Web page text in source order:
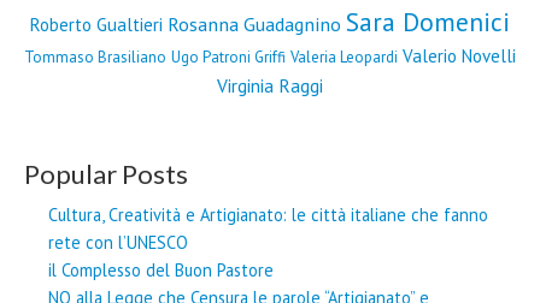
Roberto Gualtieri Rosanna Guadagnino Sara Domenici
Tommaso Brasiliano Ugo Patroni Griffi Valeria Leopardi Valerio Novelli
Virginia Raggi
Popular Posts
Cultura, Creatività e Artigianato: le città italiane che fanno
rete con l’UNESCO
il Complesso del Buon Pastore
NO alla Legge che Censura le parole “Artigianato” e